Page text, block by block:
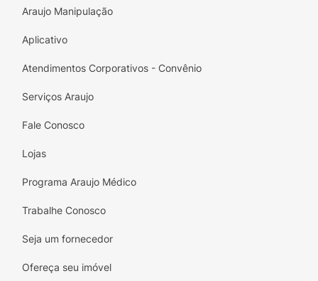
de 25°C.
Araujo Manipulação
Aplicativo
Atendimentos Corporativos - Convênio
Serviços Araujo
Fale Conosco
Lojas
Programa Araujo Médico
Trabalhe Conosco
Seja um fornecedor
Ofereça seu imóvel